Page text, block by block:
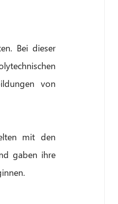
Bei dieser
von
mit den
gaben ihre